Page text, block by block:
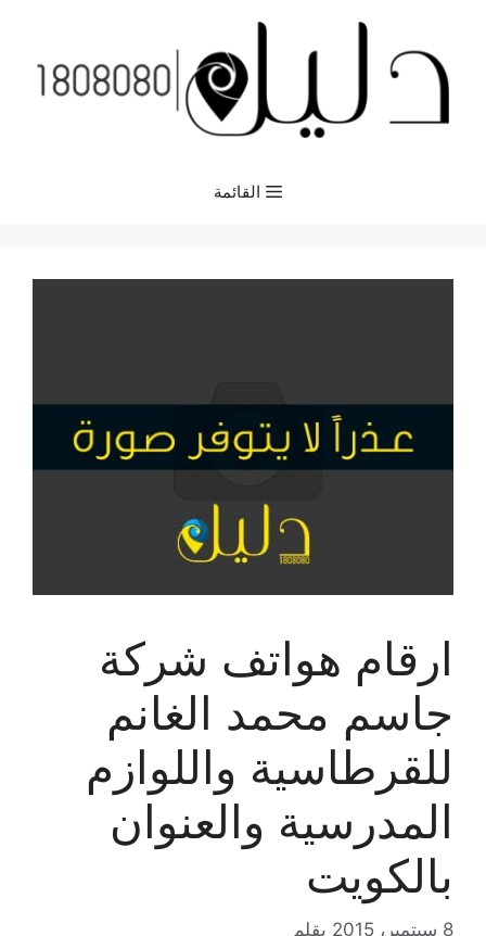
المحتوى
القائمة
ارقام هواتف شركة
جاسم محمد الغانم
للقرطاسية واللوازم
المدرسية والعنوان
بالكويت
8 سبتمبر، 2015 بقلم